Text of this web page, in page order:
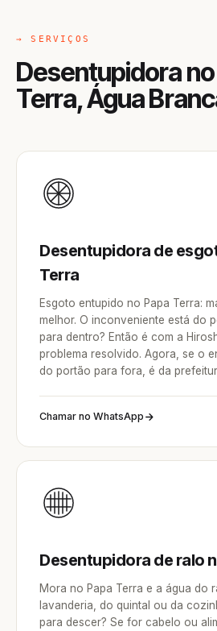
→ SERVIÇOS
Desentupidora
Terra, Água
Desentupidora de
Terra
Esgoto entupido no Papa Terra:
melhor. O inconveniente está do
para dentro? Então é com a
problema resolvido. Agora, se o
do portão para fora, é da
Chamar no WhatsApp
Desentupidora de ralo
Mora no Papa Terra e a água do
lavanderia, do quintal ou da
para descer? Se for cabelo ou